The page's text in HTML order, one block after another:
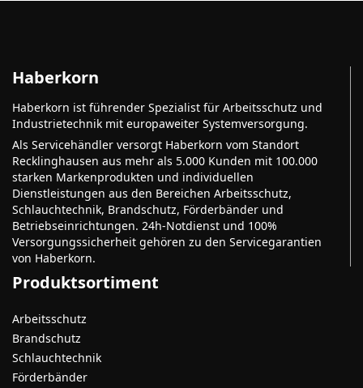
Haberkorn
Haberkorn ist führender Spezialist für Arbeitsschutz und
Industrietechnik mit europaweiter Systemversorgung.
Als Servicehändler versorgt Haberkorn vom Standort
Recklinghausen aus mehr als 5.000 Kunden mit 100.000
starken Markenprodukten und individuellen
Dienstleistungen aus den Bereichen Arbeitsschutz,
Schlauchtechnik, Brandschutz, Förderbänder und
Betriebseinrichtungen. 24h-Notdienst und 100%
Versorgungssicherheit gehören zu den Servicegarantien
von Haberkorn.
Produktsortiment
Arbeitsschutz
Brandschutz
Schlauchtechnik
Förderbänder